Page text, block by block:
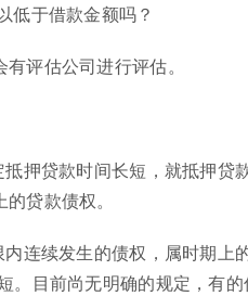
低于借款金额吗？
评估公司进行评估。
押贷款时间长短，就抵押贷
贷款债权。
连续发生的债权，属时期上
。目前尚无明确的规定，有